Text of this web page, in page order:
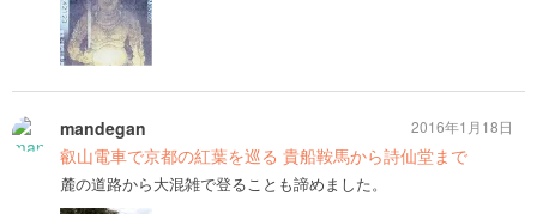
mandegan
叡山電車で京都の紅葉を巡る 貴船鞍馬から詩仙堂まで
麓の道路から大混雑で登ることも諦めました。
2016年1月18日